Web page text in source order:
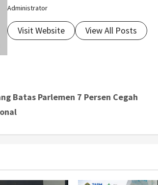
Administrator
Visit Website View All Posts
Batas Parlemen 7 Persen Cegah